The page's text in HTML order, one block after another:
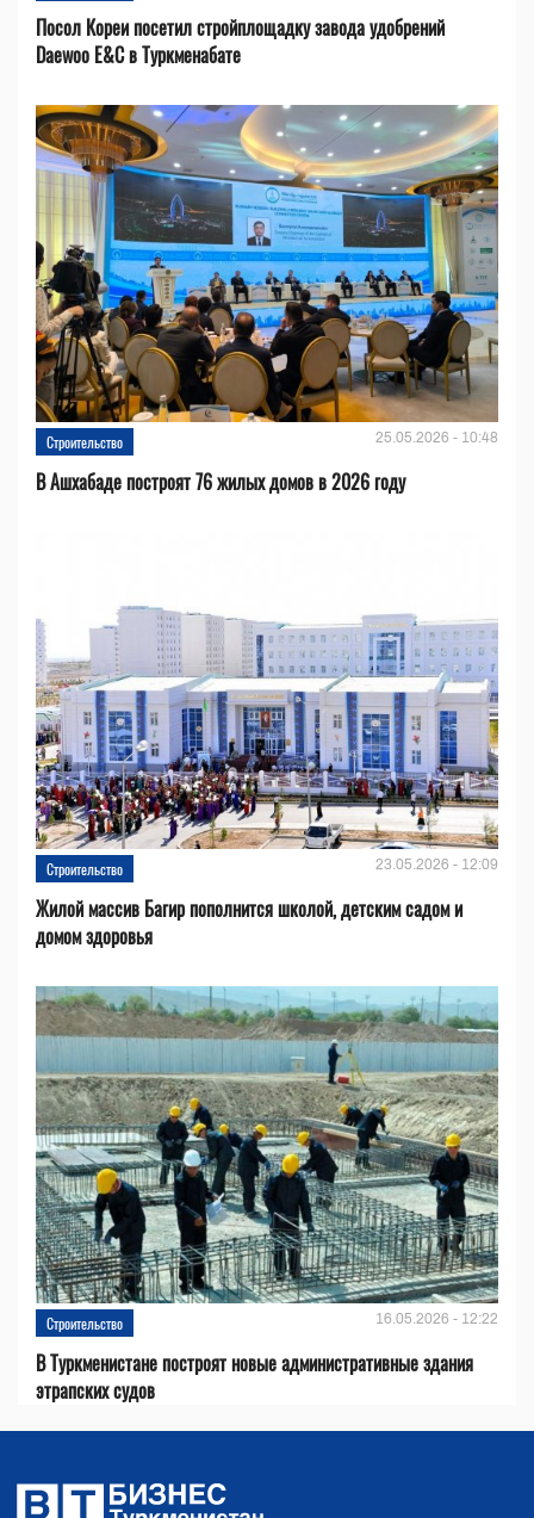
Посол Кореи посетил стройплощадку завода удобрений
Daewoo E&C в Туркменабате
Строительство 25.05.2026 - 10:48
В Ашхабаде построят 76 жилых домов в 2026 году
Строительство 23.05.2026 - 12:09
Жилой массив Багир пополнится школой, детским садом и
домом здоровья
Строительство 16.05.2026 - 12:22
В Туркменистане построят новые административные здания
этрапских судов